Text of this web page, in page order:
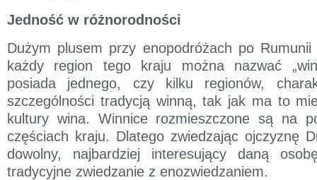
Jedność w różnorodności
Dużym plusem przy enopodróżach po Rumunii
każdy region tego kraju można nazwać
posiada jednego, czy kilku regionów,
szczególności tradycją winną, tak jak ma to
kultury wina. Winnice rozmieszczone są na
częściach kraju. Dlatego zwiedzając ojczyznę
dowolny, najbardziej interesujący daną
tradycyjne zwiedzanie z enozwiedzaniem.